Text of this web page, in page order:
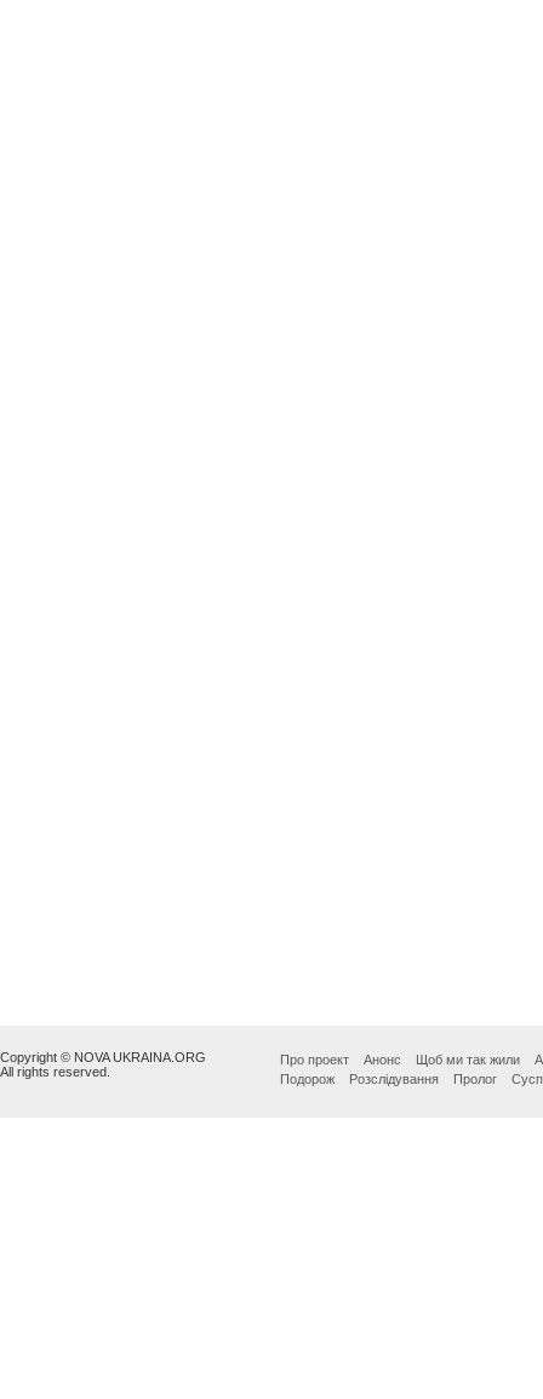
Copyright © NOVA UKRAINA.ORG
All rights reserved.
Про проект Анонс Щоб ми так жили
Подорож
Розслідування Пролог